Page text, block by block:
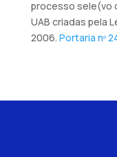
processo sele(vo
UAB criadas pela
2006. Portaria nº